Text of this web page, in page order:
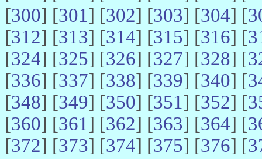
[300] [301] [302] [303] [304] [
[312] [313] [314] [315] [316] [
[324] [325] [326] [327] [328] [
[336] [337] [338] [339] [340] [
[348] [349] [350] [351] [352] [
[360] [361] [362] [363] [364] [
[372] [373] [374] [375] [376] [